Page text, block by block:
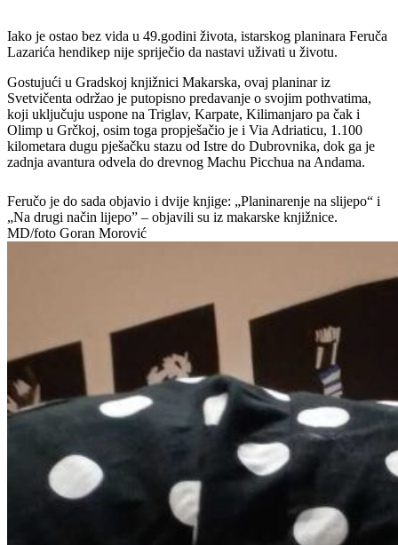
Iako je ostao bez vida u 49.godini života, istarskog planinara Feruča
Lazarića hendikep nije spriječio da nastavi uživati u životu.
Gostujući u Gradskoj knjižnici Makarska, ovaj planinar iz
Svetvičenta održao je putopisno predavanje o svojim pothvatima,
koji uključuju uspone na Triglav, Karpate, Kilimanjaro pa čak i
Olimp u Grčkoj, osim toga propješačio je i Via Adriaticu, 1.100
kilometara dugu pješačku stazu od Istre do Dubrovnika, dok ga je
zadnja avantura odvela do drevnog Machu Picchua na Andama.
Feručo je do sada objavio i dvije knjige: „Planinarenje na slijepo“ i
„Na drugi način lijepo” – objavili su iz makarske knjižnice.
MD/foto Goran Morović